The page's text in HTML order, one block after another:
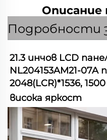
Описание
Подробности
21.3 инчов LCD
NL204153AM21-07A
2048(LCR)*1536,
висока яркост